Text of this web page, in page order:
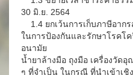
30 มิ.ย. 2564
1.4 ยกเว้นการเก็บภาษีอาก
ในการป้องกันและรักษาโรคโ
อนามัย
น้ำยาล้างมือ ถุงมือ เครื่องวัด
ๆ ที่จำเป็น ในกรณี ที่นำเข้าเ